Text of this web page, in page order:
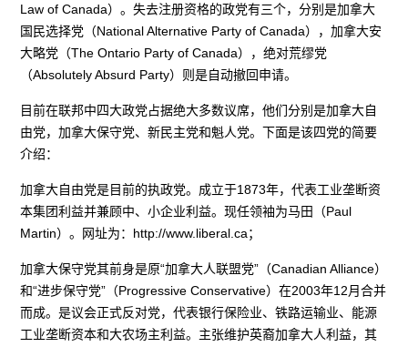
Law of Canada）。失去注册资格的政党有三个，分别是加拿大
国民选择党（National Alternative Party of Canada），加拿大安
大略党（The Ontario Party of Canada），绝对荒缪党
（Absolutely Absurd Party）则是自动撤回申请。
目前在联邦中四大政党占据绝大多数议席，他们分别是加拿大自
由党，加拿大保守党、新民主党和魁人党。下面是该四党的简要
介绍：
加拿大自由党是目前的执政党。成立于1873年，代表工业垄断资
本集团利益并兼顾中、小企业利益。现任领袖为马田（Paul
Martin）。网址为：http://www.liberal.ca；
加拿大保守党其前身是原“加拿大人联盟党”（Canadian Alliance）
和“进步保守党”（Progressive Conservative）在2003年12月合并
而成。是议会正式反对党，代表银行保险业、铁路运输业、能源
工业垄断资本和大农场主利益。主张维护英裔加拿大人利益，其